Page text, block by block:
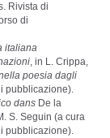
Rivista di
di
italiana
, in L. Crippa,
poesia dagli
pubblicazione).
dans De la
S. Seguin (a cura
pubblicazione).